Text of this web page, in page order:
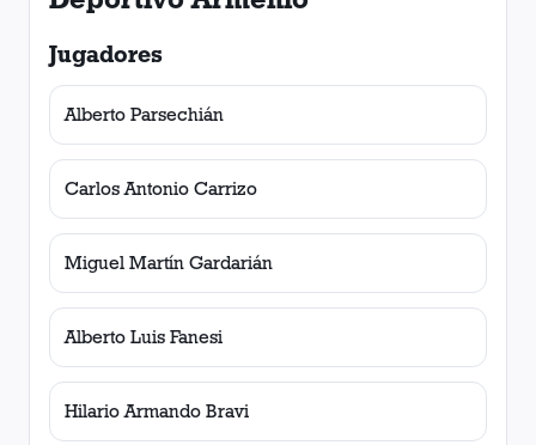
Jugadores
Alberto Parsechián
Carlos Antonio Carrizo
Miguel Martín Gardarián
Alberto Luis Fanesi
Hilario Armando Bravi